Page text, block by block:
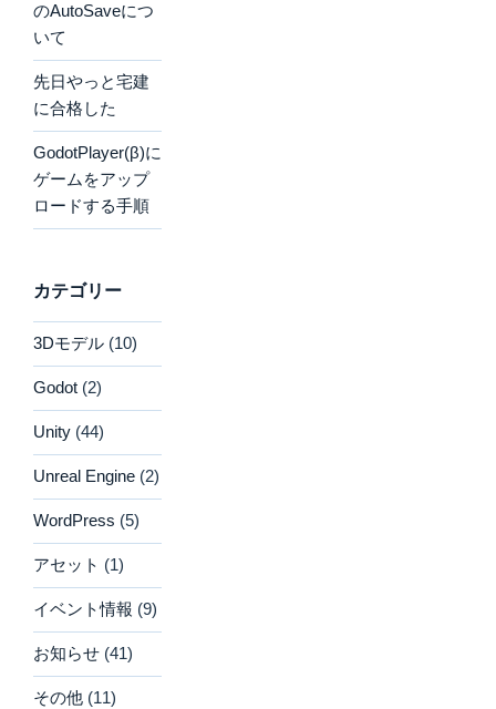
のAutoSaveにつ
いて
先日やっと宅建
に合格した
GodotPlayer(β)に
ゲームをアップ
ロードする手順
カテゴリー
3Dモデル (10)
Godot (2)
Unity (44)
Unreal Engine (2)
WordPress (5)
アセット (1)
イベント情報 (9)
お知らせ (41)
その他 (11)